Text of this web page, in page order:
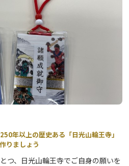
年以上の歴史ある「日光山輪王寺」
りましょう
つ、日光山輪王寺でご自身の願いを